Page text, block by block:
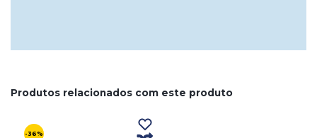
Produtos relacionados com este produto
-36%